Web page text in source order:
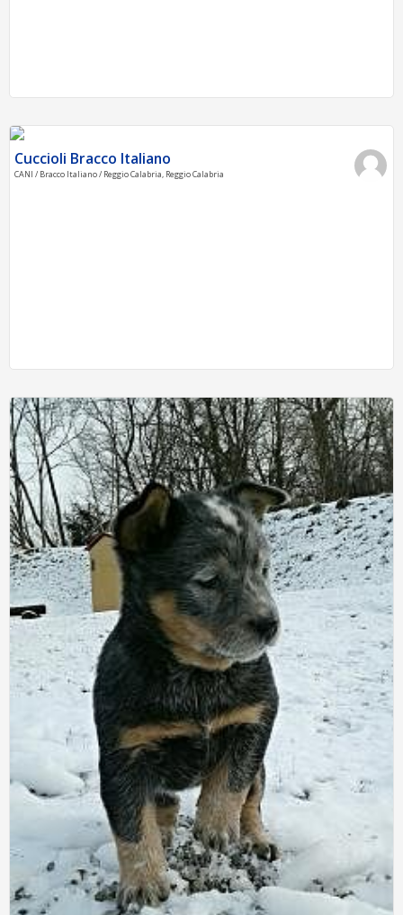
Cuccioli Bracco Italiano
CANI / Bracco Italiano / Reggio Calabria, Reggio Calabria